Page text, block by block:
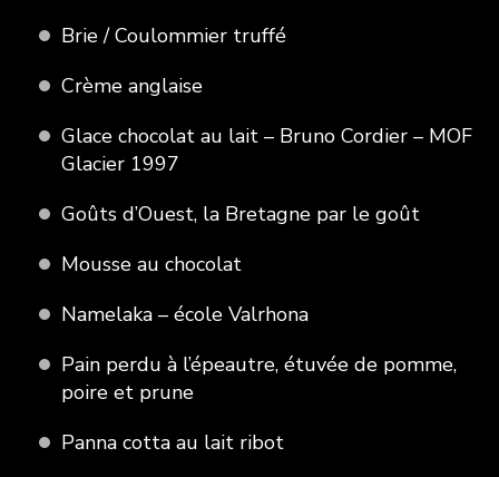
Brie / Coulommier truffé
Crème anglaise
Glace chocolat au lait – Bruno Cordier – MOF
Glacier 1997
Goûts d’Ouest, la Bretagne par le goût
Mousse au chocolat
Namelaka – école Valrhona
Pain perdu à l’épeautre, étuvée de pomme,
poire et prune
Panna cotta au lait ribot